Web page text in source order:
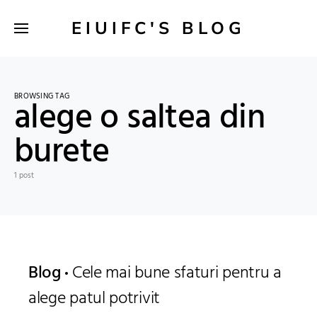
EIUIFC'S BLOG
BROWSING TAG
alege o saltea din
burete
1 post
Blog Cele mai bune sfaturi pentru a
alege patul potrivit